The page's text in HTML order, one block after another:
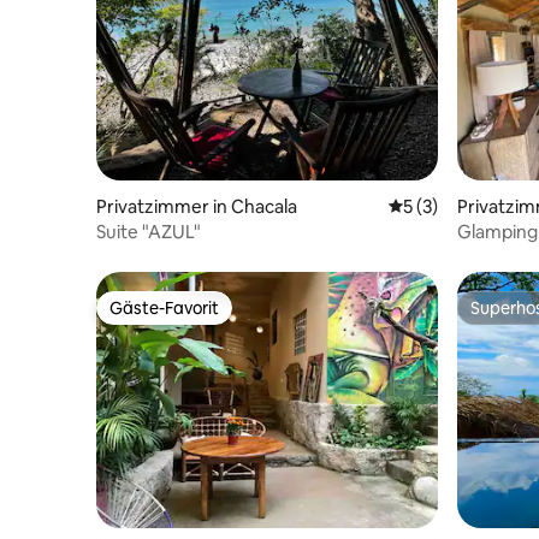
Privatzimmer in Chacala
5 (3)
Suite "AZUL"
Gäste-Favorit
Gäste-Favorit